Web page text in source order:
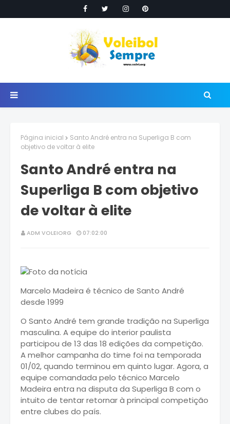
Página inicial
Santo André entra na Superliga B com
objetivo de voltar à elite
Santo André entra na
Superliga B com objetivo
de voltar à elite
ADM VOLEIORG 07:02:00
Marcelo Madeira é técnico de Santo André
desde 1999
O Santo André tem grande tradição na Superliga
masculina. A equipe do interior paulista
participou de 13 das 18 edições da competição.
A melhor campanha do time foi na temporada
01/02, quando terminou em quinto lugar. Agora, a
equipe comandada pelo técnico Marcelo
Madeira entra na disputa da Superliga B com o
intuito de tentar retornar à principal competição
entre clubes do país.